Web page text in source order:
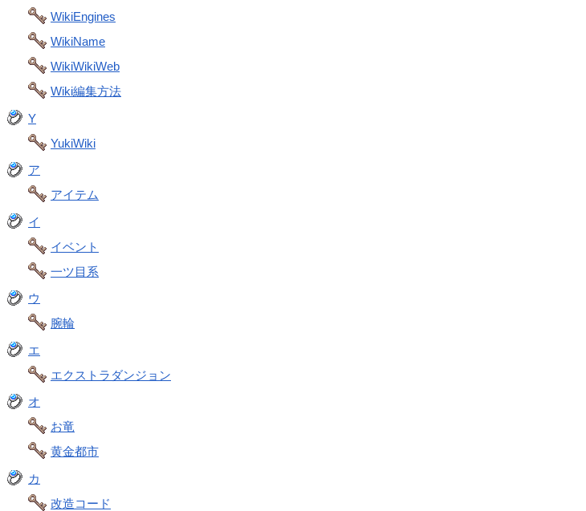
WikiEngines
WikiName
WikiWikiWeb
Wiki編集方法
Y
YukiWiki
ア
アイテム
イ
イベント
一ツ目系
ウ
腕輪
エ
エクストラダンジョン
オ
お竜
黄金都市
カ
改造コード